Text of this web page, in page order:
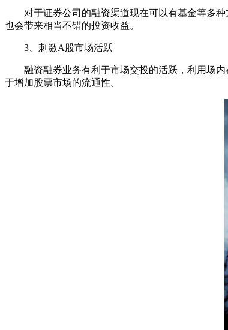
对于证券公司的融资渠道现在可以有基金等多种
也会带来相当不错的投资收益。
3、刺激A股市场活跃
融资融券业务有利于市场交投的活跃，利用场内
于增加股票市场的流通性。